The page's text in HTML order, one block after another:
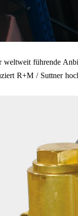
weltweit führende
R+M / Suttner